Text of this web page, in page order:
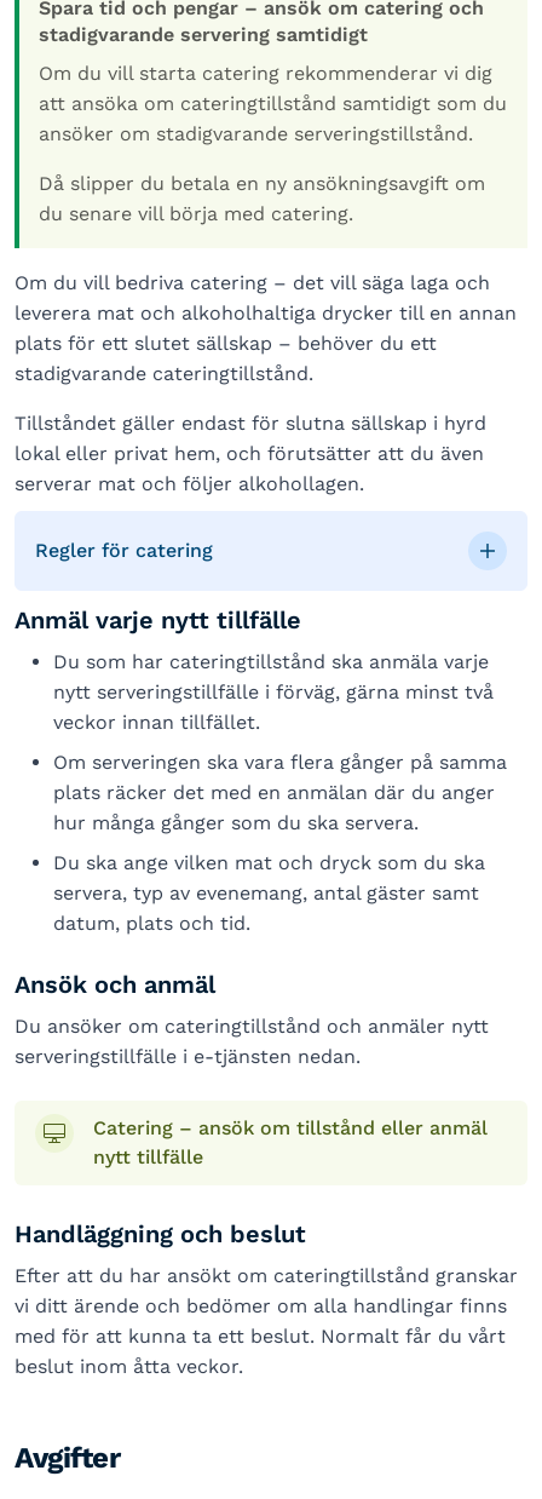
Spara tid och pengar – ansök om catering och
stadigvarande servering samtidigt
Om du vill starta catering rekommenderar vi dig
att ansöka om cateringtillstånd samtidigt som du
ansöker om stadigvarande serveringstillstånd.
Då slipper du betala en ny ansökningsavgift om
du senare vill börja med catering.
Om du vill bedriva catering – det vill säga laga och
leverera mat och alkoholhaltiga drycker till en annan
plats för ett slutet sällskap – behöver du ett
stadigvarande cateringtillstånd.
Tillståndet gäller endast för slutna sällskap i hyrd
lokal eller privat hem, och förutsätter att du även
serverar mat och följer alkohollagen.
Regler för catering
Anmäl varje nytt tillfälle
Du som har cateringtillstånd ska anmäla varje
nytt serveringstillfälle i förväg, gärna minst två
veckor innan tillfället.
Om serveringen ska vara flera gånger på samma
plats räcker det med en anmälan där du anger
hur många gånger som du ska servera.
Du ska ange vilken mat och dryck som du ska
servera, typ av evenemang, antal gäster samt
datum, plats och tid.
Ansök och anmäl
Du ansöker om cateringtillstånd och anmäler nytt
serveringstillfälle i e-tjänsten nedan.
Catering – ansök om tillstånd eller anmäl
nytt tillfälle
Handläggning och beslut
Efter att du har ansökt om cateringtillstånd granskar
vi ditt ärende och bedömer om alla handlingar finns
med för att kunna ta ett beslut. Normalt får du vårt
beslut inom åtta veckor.
Avgifter